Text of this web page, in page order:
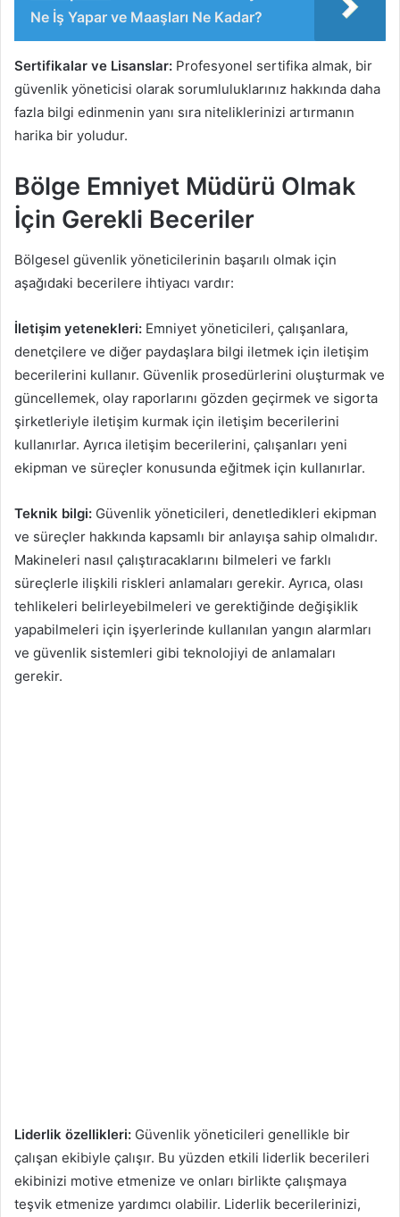
Ne İş Yapar ve Maaşları Ne Kadar?
Sertifikalar ve Lisanslar: Profesyonel sertifika almak, bir
güvenlik yöneticisi olarak sorumluluklarınız hakkında daha
fazla bilgi edinmenin yanı sıra niteliklerinizi artırmanın
harika bir yoludur.
Bölge Emniyet Müdürü Olmak
İçin Gerekli Beceriler
Bölgesel güvenlik yöneticilerinin başarılı olmak için
aşağıdaki becerilere ihtiyacı vardır:
İletişim yetenekleri: Emniyet yöneticileri, çalışanlara,
denetçilere ve diğer paydaşlara bilgi iletmek için iletişim
becerilerini kullanır. Güvenlik prosedürlerini oluşturmak ve
güncellemek, olay raporlarını gözden geçirmek ve sigorta
şirketleriyle iletişim kurmak için iletişim becerilerini
kullanırlar. Ayrıca iletişim becerilerini, çalışanları yeni
ekipman ve süreçler konusunda eğitmek için kullanırlar.
Teknik bilgi: Güvenlik yöneticileri, denetledikleri ekipman
ve süreçler hakkında kapsamlı bir anlayışa sahip olmalıdır.
Makineleri nasıl çalıştıracaklarını bilmeleri ve farklı
süreçlerle ilişkili riskleri anlamaları gerekir. Ayrıca, olası
tehlikeleri belirleyebilmeleri ve gerektiğinde değişiklik
yapabilmeleri için işyerlerinde kullanılan yangın alarmları
ve güvenlik sistemleri gibi teknolojiyi de anlamaları
gerekir.
Liderlik özellikleri: Güvenlik yöneticileri genellikle bir
çalışan ekibiyle çalışır. Bu yüzden etkili liderlik becerileri
ekibinizi motive etmenize ve onları birlikte çalışmaya
teşvik etmenize yardımcı olabilir. Liderlik becerilerinizi,